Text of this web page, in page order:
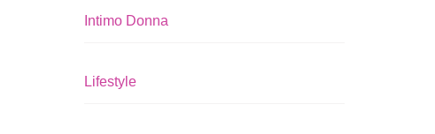
Intimo Donna
Lifestyle